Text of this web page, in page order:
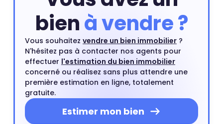
bienà vendre ?
Vous souhaitez vendre un bien immobilier ?
N'hésitez pas à contacter nos agents pour
effectuer l'estimation du bien immobilier
concerné ou réalisez sans plus attendre une
première estimation en ligne, totalement
gratuite.
Estimer mon bien